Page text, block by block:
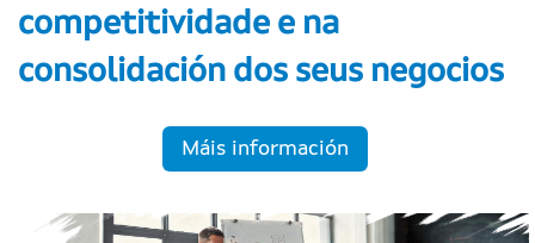
competitividade e na
consolidación dos seus negocios
Máis información